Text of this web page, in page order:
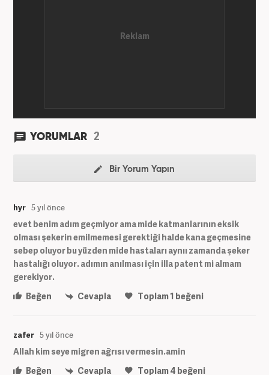
YORUMLAR 2
Bir Yorum Yapın
hyr 5 yıl önce
evet benim adım geçmiyor ama mide katmanlarının eksik
olması şekerin emilmemesi gerektiği halde kana geçmesine
sebep oluyor bu yüzden mide hastaları aynıı zamanda şeker
hastalığı oluyor. adımın anılması için illa patent mi almam
gerekiyor.
Beğen
Cevapla Toplam1 beğeni
zafer 5 yıl önce
Allah kim seye migren ağrısı vermesin.amin
Beğen
Cevapla Toplam4 beğeni